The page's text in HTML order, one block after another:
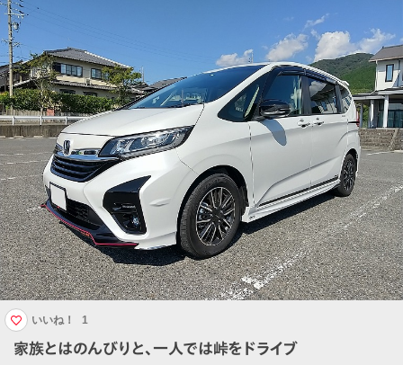
家族とはのんびりと、一人では峠をドライブ
いいね！ 1